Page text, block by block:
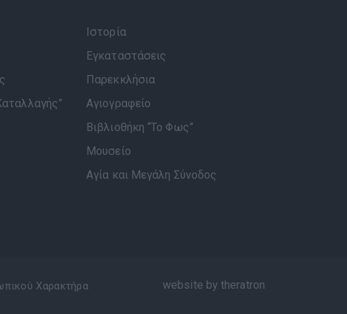
Ιστορία
Εγκαταστάσεις
Παρεκκλήσια
Αγιογραφείο
Βιβλιοθήκη “Το Φως”
Μουσείο
Αγία και Μεγάλη Σύνοδος
Χαρακτήρα website by theratron